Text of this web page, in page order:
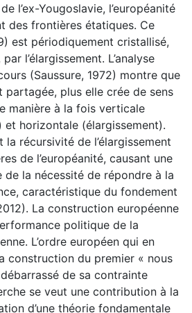
l’ex-Yougoslavie, l’européanité
des frontières étatiques. Ce
est périodiquement cristallisé,
l’élargissement. L’analyse
(Saussure, 1972) montre que
partagée, plus elle crée de sens
manière à la fois verticale
et horizontale (élargissement).
récursivité de l’élargissement
de l’européanité, causant une
de la nécessité de répondre à la
caractéristique du fondement
La construction européenne
politique de la
L’ordre européen qui en
construction du premier « nous
de sa contrainte
se veut une contribution à la
d’une théorie fondamentale